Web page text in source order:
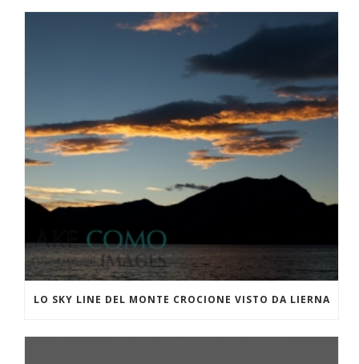
LO SKY LINE DEL MONTE CROCIONE VISTO DA LIERNA